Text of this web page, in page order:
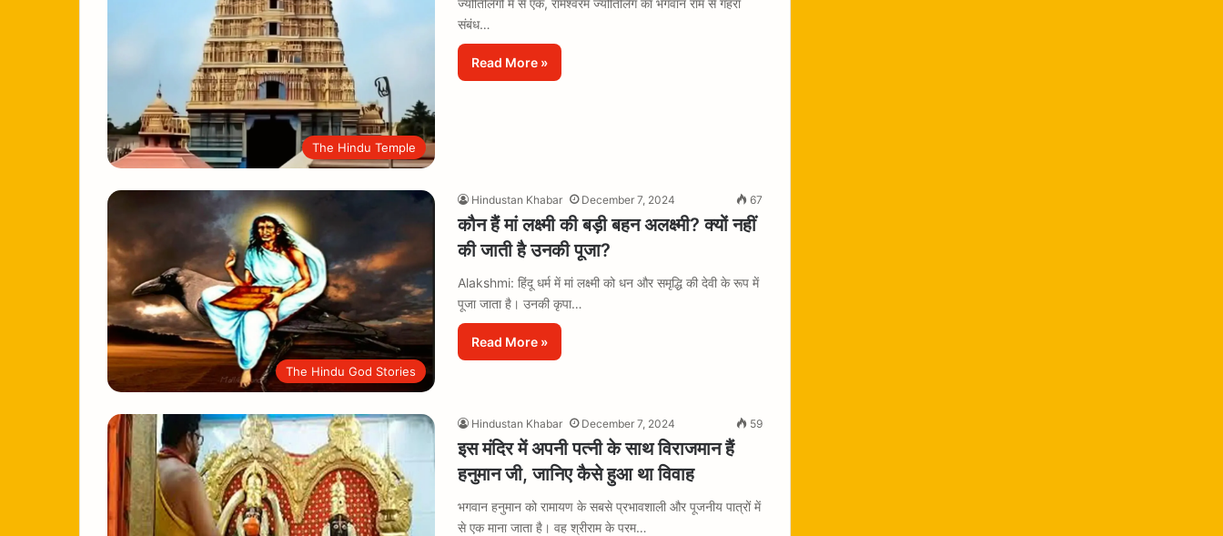
The Hindu Temple
संबंध…
Read More »
The Hindu God Stories
Hindustan Khabar December 7, 2024 67
कौन हैं मां लक्ष्मी की बड़ी बहन अलक्ष्मी? क्यों नहीं
की जाती है उनकी पूजा?
Alakshmi: हिंदू धर्म में मां लक्ष्मी को धन और समृद्धि की देवी के रूप में
पूजा जाता है। उनकी कृपा…
Read More »
Hindustan Khabar December 7, 2024 59
इस मंदिर में अपनी पत्नी के साथ विराजमान हैं
हनुमान जी, जानिए कैसे हुआ था विवाह
भगवान हनुमान को रामायण के सबसे प्रभावशाली और पूजनीय पात्रों में
से एक माना जाता है। वह श्रीराम के परम…